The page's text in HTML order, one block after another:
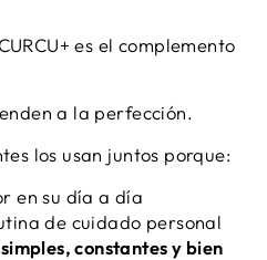
es el complemento
a la perfección.
los usan juntos porque:
en su día a día
de cuidado personal
simples, constantes y bien